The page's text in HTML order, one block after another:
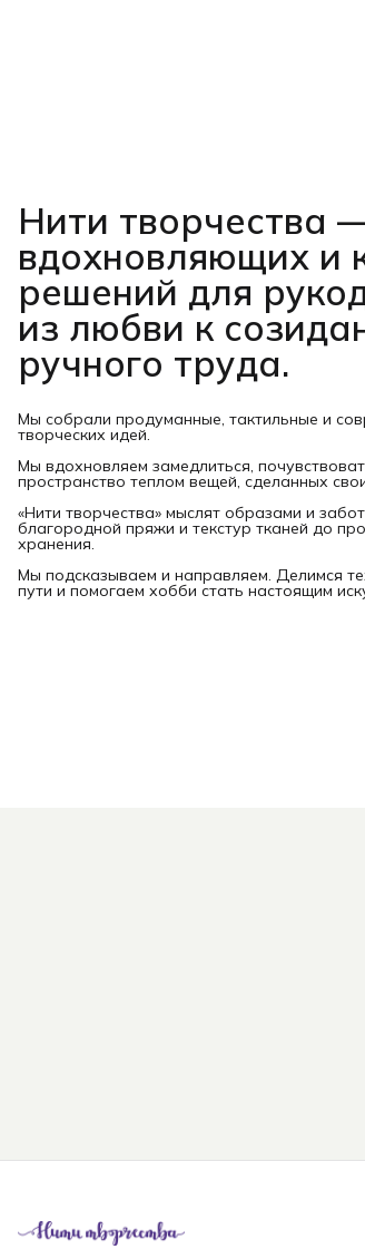
Нити творчества
вдохновляющих и
решений для
из любви к
ручного труда.
Мы собрали продуманные, тактильные и
творческих идей.
Мы вдохновляем замедлиться,
пространство теплом вещей, сделанных
«Нити творчества» мыслят образами и
благородной пряжи и текстур тканей до
хранения.
Мы подсказываем и направляем. Делимся
пути и помогаем хобби стать настоящим